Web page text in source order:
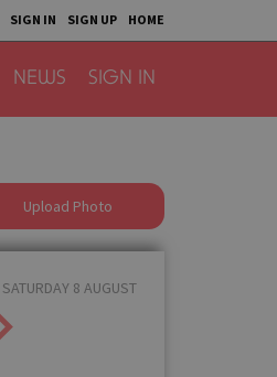
SIGN IN SIGN UP HOME
NEWS SIGN IN
Upload Photo
SATURDAY 8 AUGUST